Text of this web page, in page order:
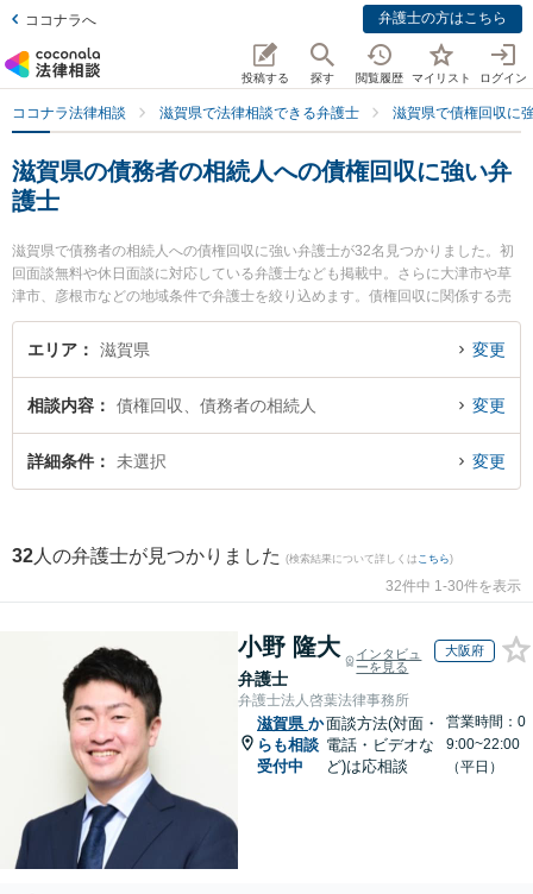
ココナラへ 弁護士の方はこちら
投稿する 探す 閲覧履歴 マイリスト ログイン
ココナラ法律相談 滋賀県で法律相談できる弁護士 滋賀県で債権回収に
滋賀県の債務者の相続人への債権回収に強い弁
護士
滋賀県で債務者の相続人への債権回収に強い弁護士が32名見つかりました。初
回面談無料や休日面談に対応している弁護士なども掲載中。さらに大津市や草
津市、彦根市などの地域条件で弁護士を絞り込めます。債権回収に関係する売
掛金回収や債権回収代行、債権の時効中断等の細かな分野での絞り込み検索も
でき便利です。特に彦根法律事務所の林 直樹弁護士やレーク総合法律事務所の
横畑 俊介弁護士、湖北法律事務所の中村 武志弁護士のプロフィール情報や弁護
者の相続人への債権回収のトラブルを今すぐに弁護士に相談したい』『債務者
の相続人への債権回収のトラブル解決の実績豊富な近くの弁護士を検索した
い』『初回相談無料で債務者の相続人への債権回収を法律相談できる滋賀県内
エリア 滋賀県 変更
相談内容 債権回収、債務者の相続人 変更
詳細条件 未選択 変更
32 人の弁護士が見つかりました (検索結果について詳しくは こちら)
32件中 1-30件を表示
小野 隆大
弁護士
インタビュ
ーを見る
大阪府
弁護士法人啓葉法律事務所
滋賀県 か
らも相談
受付中
面談方法(対面・
電話・ビデオな
ど)は応相談
営業時間：0
9:00~22:00
（平日）